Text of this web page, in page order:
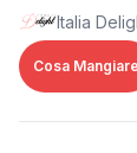
Italia
Cosa Mangiare